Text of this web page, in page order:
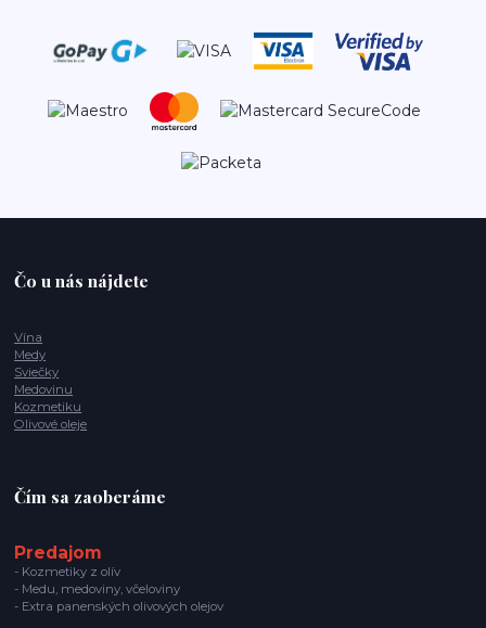
Čo u nás nájdete
Vína
Medy
Sviečky
Medovinu
Kozmetiku
Olivové oleje
Čím sa zaoberáme
Predajom
- Kozmetiky z olív
- Medu, medoviny, včeloviny
- Extra panenských olivových olejov